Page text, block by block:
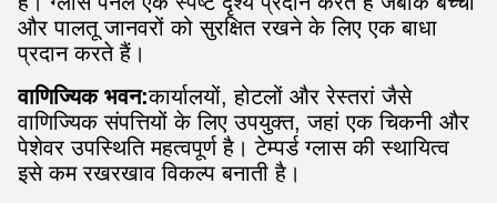
और पालतू जानवरों को सुरक्षित रखने के लिए एक बाधा
प्रदान करते हैं।
वाणिज्यिक भवन:कार्यालयों, होटलों और रेस्तरां जैसे
वाणिज्यिक संपत्तियों के लिए उपयुक्त, जहां एक चिकनी और
पेशेवर उपस्थिति महत्वपूर्ण है। टेम्पर्ड ग्लास की स्थायित्व
इसे कम रखरखाव विकल्प बनाती है।